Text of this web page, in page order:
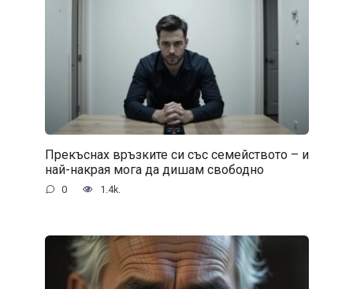
Прекъснах връзките си със семейството – и
най-накрая мога да дишам свободно
0 1.4k.